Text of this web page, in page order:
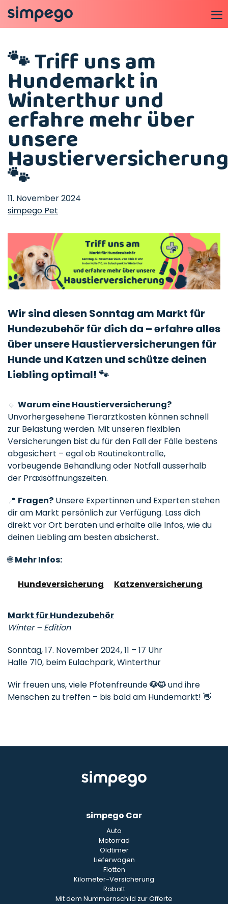
🐾 Triff uns am
Hundemarkt in
Winterthur und
erfahre mehr über
unsere
Haustierversicherung
🐾
11. November 2024
simpego Pet
Wir sind diesen Sonntag am Markt für
Hundezubehör für dich da – erfahre alles
über unsere Haustierversicherungen für
Hunde und Katzen und schütze deinen
Liebling optimal! 🐾
🔹 Warum eine Haustierversicherung?
Unvorhergesehene Tierarztkosten können schnell
zur Belastung werden. Mit unseren flexiblen
Versicherungen bist du für den Fall der Fälle bestens
abgesichert – egal ob Routinekontrolle,
vorbeugende Behandlung oder Notfall ausserhalb
der Praxisöffnungszeiten.
📍 Fragen? Unsere Expertinnen und Experten stehen
dir am Markt persönlich zur Verfügung. Lass dich
direkt vor Ort beraten und erhalte alle Infos, wie du
deinen Liebling am besten absicherst..
🌐Mehr Infos:
Hundeversicherung Katzenversicherung
Markt für Hundezubehör
Winter – Edition
Sonntag, 17. November 2024, 11 – 17 Uhr
Halle 710, beim Eulachpark, Winterthur
Wir freuen uns, viele Pfotenfreunde🐶🐱und ihre
Menschen zu treffen – bis bald am Hundemarkt! 👋
simpego Car
Auto
Motorrad
Oldtimer
Lieferwagen
Flotten
Kilometer-Versicherung
Rabatt
Mit dem Nummernschild zur Offerte